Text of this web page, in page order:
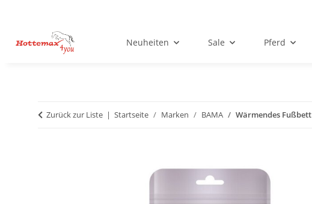
Neuheiten Sale Pferd
Zurück zur Liste Startseite Marken BAMA Wärmendes Fußbett